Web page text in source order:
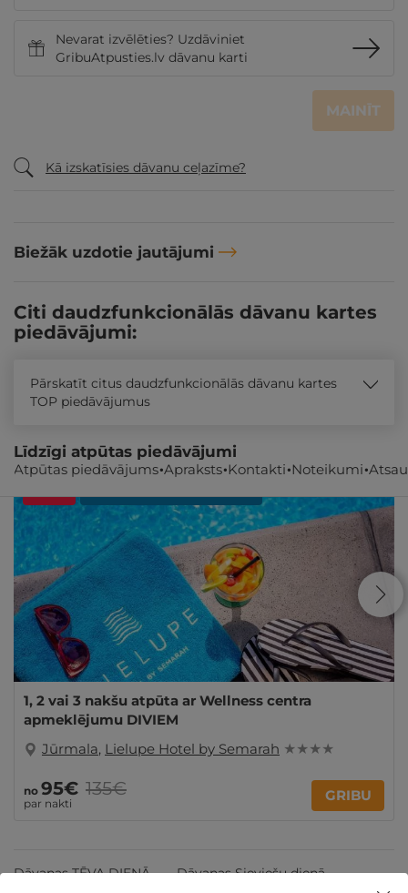
Nevarat izvēlēties? Uzdāviniet
GribuAtpusties.lv dāvanu karti
MAINĪT
Kā izskatīsies dāvanu ceļazīme?
Biežāk uzdotie jautājumi
Atpūtas piedāvājums Apraksts Kontakti Noteikumi
Citi daudzfunkcionālās dāvanu kartes
piedāvājumi:
Pārskatīt citus daudzfunkcionālās dāvanu kartes
TOP piedāvājumus
Līdzīgi atpūtas piedāvājumi
1, 2 vai 3 nakšu atpūta ar Wellness centra
apmeklējumu DIVIEM
Jūrmala, Lielupe Hotel by Semarah ★ ★ ★ ★
no 95€
par nakti
135€ GRIBU
Dāvanas TĒVA DIENĀ
Dāvanas Sieviešu dienā